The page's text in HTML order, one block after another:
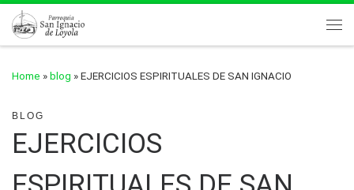
Skip to content
Home » blog » EJERCICIOS ESPIRITUALES DE SAN IGNACIO
BLOG
EJERCICIOS